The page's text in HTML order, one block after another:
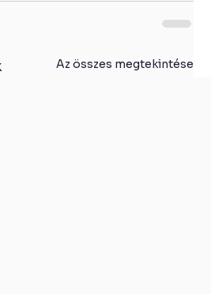
Az összes megtekintése